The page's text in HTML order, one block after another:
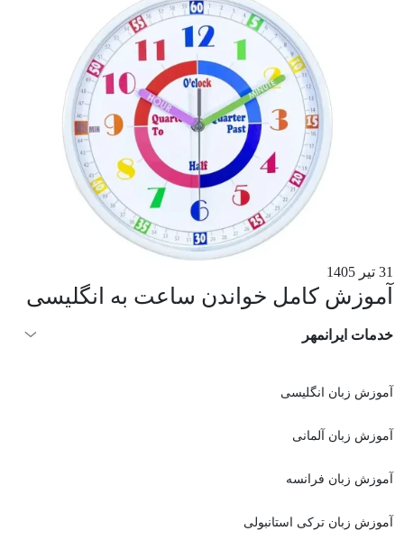
31 تیر 1405
آموزش کامل خواندن ساعت به انگلیسی
خدمات ایرانمهر
آموزش زبان انگلیسی
آموزش زبان آلمانی
آموزش زبان فرانسه
آموزش زبان ترکی استانبولی